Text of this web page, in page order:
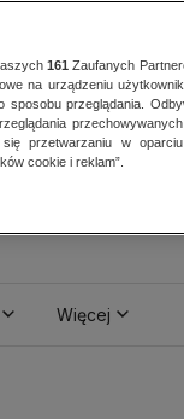
Więcej
161 Zaufanych
na urządzeniu
sposobu przeglądania.
przetwarzaniu w
cookie i reklam”.